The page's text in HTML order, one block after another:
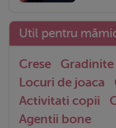
Util pentru
Crese Gradinite
Locuri de joaca
Activitati copii
Agentii bone